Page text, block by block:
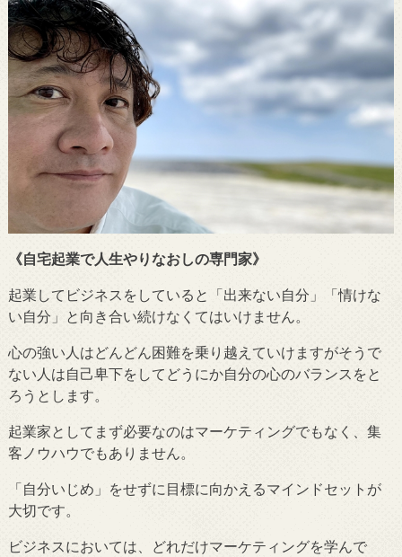
《自宅起業で人生やりなおしの専門家》
起業してビジネスをしていると「出来ない自分」「情けな
い自分」と向き合い続けなくてはいけません。
心の強い人はどんどん困難を乗り越えていけますがそうで
ない人は自己卑下をしてどうにか自分の心のバランスをと
ろうとします。
起業家としてまず必要なのはマーケティングでもなく、集
客ノウハウでもありません。
「自分いじめ」をせずに目標に向かえるマインドセットが
大切です。
ビジネスにおいては、どれだけマーケティングを学んで